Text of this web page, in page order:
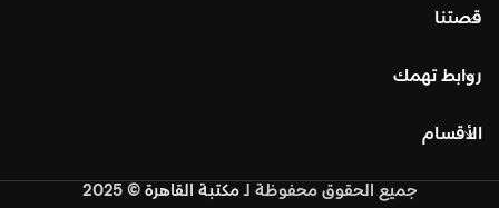
قصتنا
روابط تهمك
الأقسام
جميع الحقوق محفوظة لـمكتبة القاهرة © 2025